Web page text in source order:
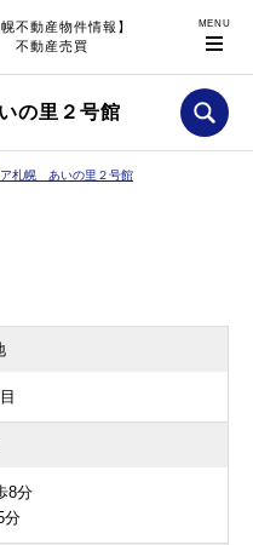
幌不動産物件情報】
不動産売買
の里２号館
札幌 あいの里２号館
8分
分